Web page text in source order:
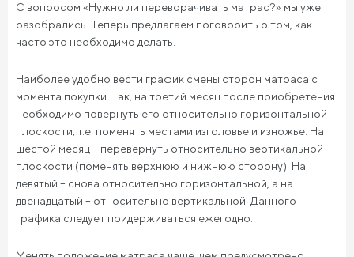
С вопросом «Нужно ли переворачивать матрас?» мы уже
разобрались. Теперь предлагаем поговорить о том, как
часто это необходимо делать.
Наиболее удобно вести график смены сторон матраса с
момента покупки. Так, на третий месяц после приобретения
необходимо повернуть его относительно горизонтальной
плоскости, т.е. поменять местами изголовье и изножье. На
шестой месяц – перевернуть относительно вертикальной
плоскости (поменять верхнюю и нижнюю сторону). На
девятый – снова относительно горизонтальной, а на
двенадцатый – относительно вертикальной. Данного
графика следует придерживаться ежегодно.